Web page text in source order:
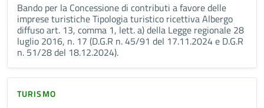
Bando per la Concessione di contributi a favore delle
imprese turistiche Tipologia turistico ricettiva Albergo
diffuso art. 13, comma 1, lett. a) della Legge regionale 28
luglio 2016, n. 17 (D.G.R n. 45/91 del 17.11.2024 e D.G.R
n. 51/28 del 18.12.2024).
TURISMO